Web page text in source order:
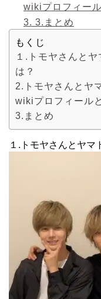
wikiプロフィー
3. 3.まとめ
もくじ
１.トモヤさんと
は？
2.トモヤさんとヤ
wikiプロフィール
3.まとめ
１.トモヤさんとヤマ